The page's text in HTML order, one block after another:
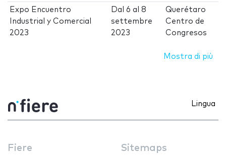
Expo Encuentro
Industrial y Comercial
2023
Dal6 al8
settembre
2023
Querétaro
Centro de
Congresos
Mostra di più
Lingua
Fiere Sitemaps